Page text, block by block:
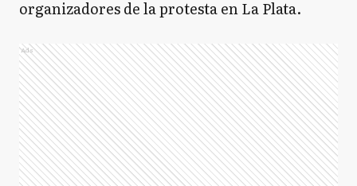
organizadores de la protesta en La Plata.
Ads